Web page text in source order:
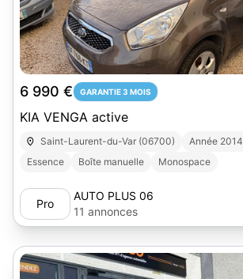
6 990 € GARANTIE 3 MOIS
KIA VENGA active
Saint-Laurent-du-Var (06700) Année 2014
Essence
Boîte manuelle Monospace
Pro
AUTO PLUS 06
11 annonces